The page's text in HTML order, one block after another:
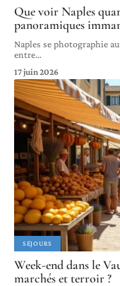
Que voir Naples
panoramiques
Naples se photographie
entre…
17 juin 2026
SÉJOURS
Week-end dans le
marchés et terroir ?